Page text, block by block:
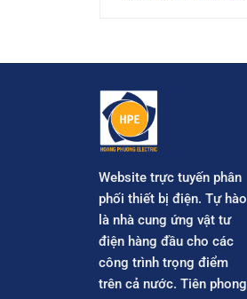
Website trực tuyến phân
phối thiết bị điện. Tự hào
là nhà cung ứng vật tư
điện hàng đầu cho các
công trình trọng điểm
trên cả nước. Tiên phong